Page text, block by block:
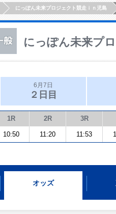
にっぽん未来プロジェクト競走ｉｎ児島
にっぽん未来プ
6月7日
２日目
1R 2R 3R
10:50 11:20 11:53
オッズ